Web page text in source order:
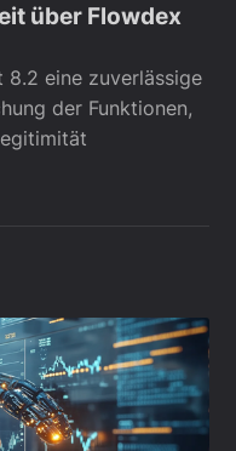
über Flowdex
8.2 eine zuverlässige
der Funktionen,